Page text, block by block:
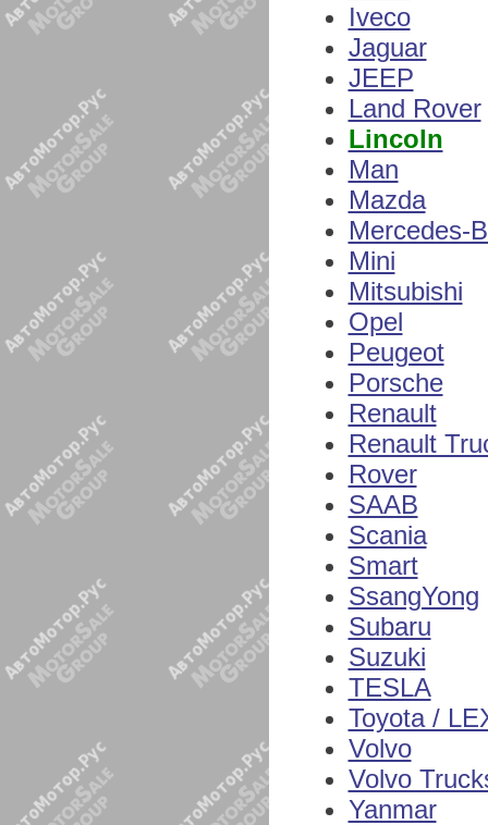
Iveco
Jaguar
JEEP
Land Rover
Lincoln
Man
Mazda
Mercedes-
Mini
Mitsubishi
Opel
Peugeot
Porsche
Renault
Renault
Rover
SAAB
Scania
Smart
SsangYong
Subaru
Suzuki
TESLA
Toyota /
Volvo
Volvo
Yanmar